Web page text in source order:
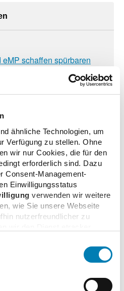
ähnliche Technologien, um
Verfügung zu stellen. Ohne
wir nur Cookies, die für den
erforderlich sind. Dazu
Consent-Management-
Einwilligungsstatus
verwenden wir weitere
wie Sie unsere Webseite
nutzerfreundlicher zu
verarbeitet. Mit einem
stimmen Sie der
Über die Schaltfläche „Nur
schaffen spürbaren
in eigenem Magazin
der